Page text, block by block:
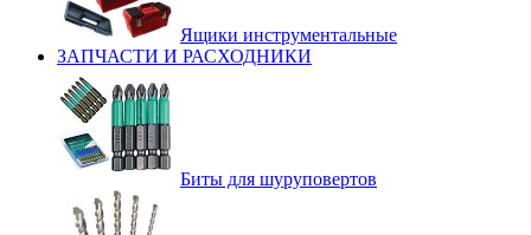
Ящики инструментальные
ЗАПЧАСТИ И РАСХОДНИКИ
Биты для шуруповертов